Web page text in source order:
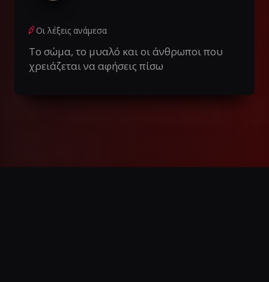
Οι λέξεις ανάμεσα
Το σώμα, το μυαλό και οι άνθρωποι που
χρειάζεται να αφήσεις πίσω